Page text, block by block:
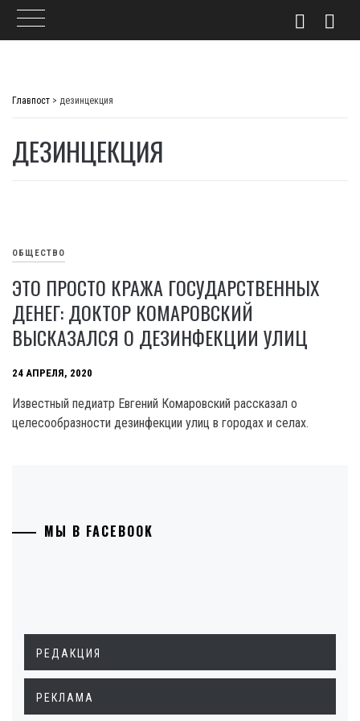
Главпост > дезинцекция
ДЕЗИНЦЕКЦИЯ
ОБЩЕСТВО
ЭТО ПРОСТО КРАЖА ГОСУДАРСТВЕННЫХ
ДЕНЕГ: ДОКТОР КОМАРОВСКИЙ
ВЫСКАЗАЛСЯ О ДЕЗИНФЕКЦИИ УЛИЦ
24 АПРЕЛЯ, 2020
Известный педиатр Евгений Комаровский рассказал о
целесообразности дезинфекции улиц в городах и селах.
МЫ В FACEBOOK
РЕДАКЦИЯ
РЕКЛАМА